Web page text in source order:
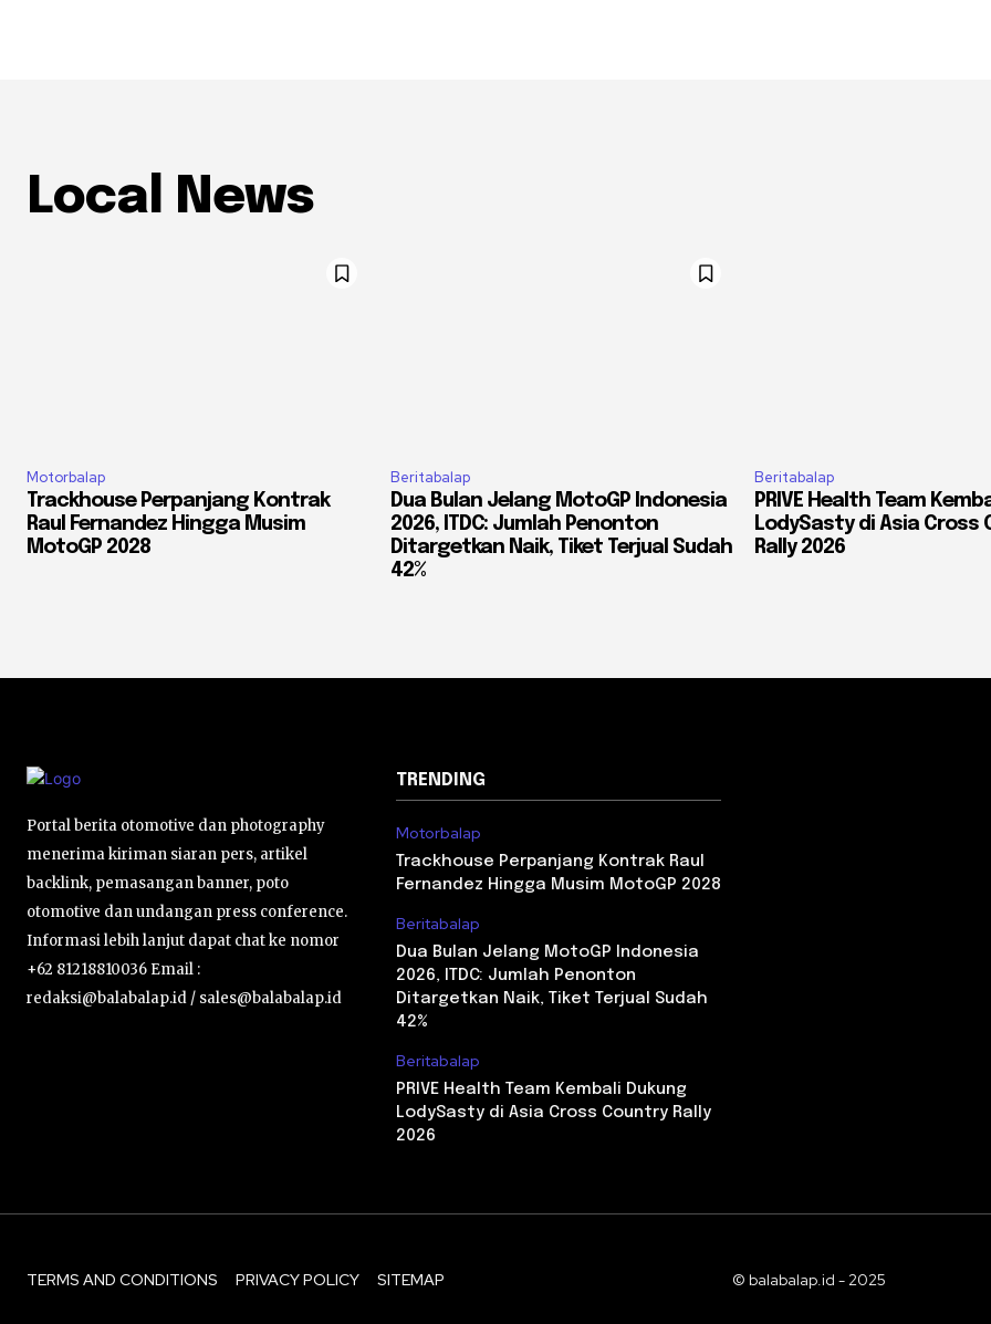
Local News
Motorbalap
Trackhouse Perpanjang Kontrak
Raul Fernandez Hingga Musim
MotoGP 2028
Beritabalap
Dua Bulan Jelang MotoGP Indonesia
2026, ITDC: Jumlah Penonton
Ditargetkan Naik, Tiket Terjual Sudah
42%
Beritabalap
PRIVE Health Team
LodySasty di Asia Cross
Rally 2026
Portal berita otomotive dan photography
menerima kiriman siaran pers, artikel
backlink, pemasangan banner, poto
otomotive dan undangan press conference.
Informasi lebih lanjut dapat chat ke nomor
+62 81218810036 Email :
redaksi@balabalap.id / sales@balabalap.id
TRENDING
Motorbalap
Trackhouse Perpanjang Kontrak Raul
Fernandez Hingga Musim MotoGP 2028
Beritabalap
Dua Bulan Jelang MotoGP Indonesia
2026, ITDC: Jumlah Penonton
Ditargetkan Naik, Tiket Terjual Sudah
42%
Beritabalap
PRIVE Health Team Kembali Dukung
LodySasty di Asia Cross Country Rally
2026
TERMS AND CONDITIONS PRIVACY POLICY SITEMAP © balabalap.id - 2025